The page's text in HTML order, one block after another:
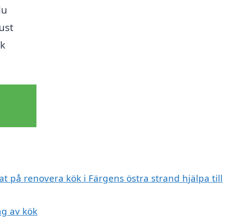
på renovera kök i Färgens östra strand hjälpa till
av kök